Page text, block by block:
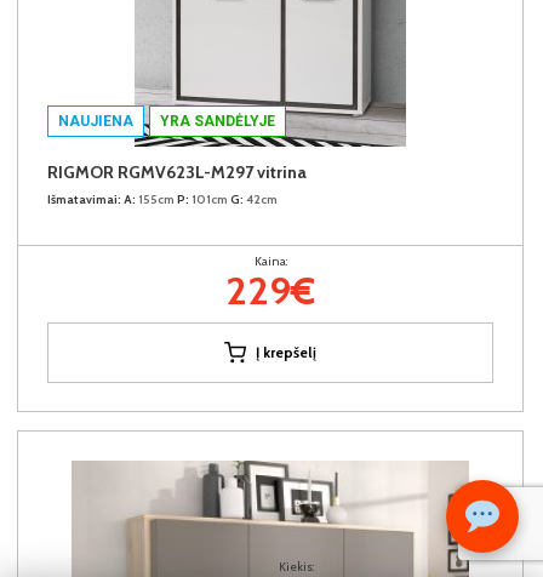
Kiekis:
NAUJIENA YRA SANDĖLYJE
RIGMOR RGMV623L-M297 vitrina
Išmatavimai: A: 155cm P: 101cm G: 42cm
Kaina:
229€
Į krepšelį